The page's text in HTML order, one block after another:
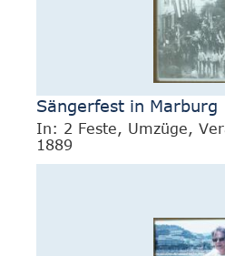
Sängerfest in Marburg
In: 2 Feste, Umzüge,
1889